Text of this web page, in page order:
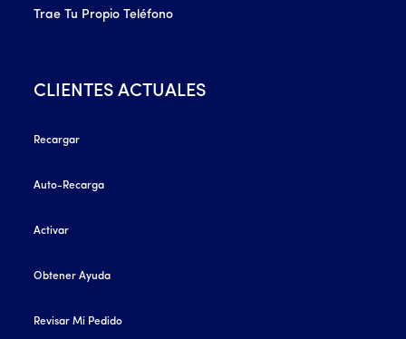
Trae Tu Propio Teléfono
CLIENTES ACTUALES
Recargar
Auto-Recarga
Activar
Obtener Ayuda
Revisar Mi Pedido